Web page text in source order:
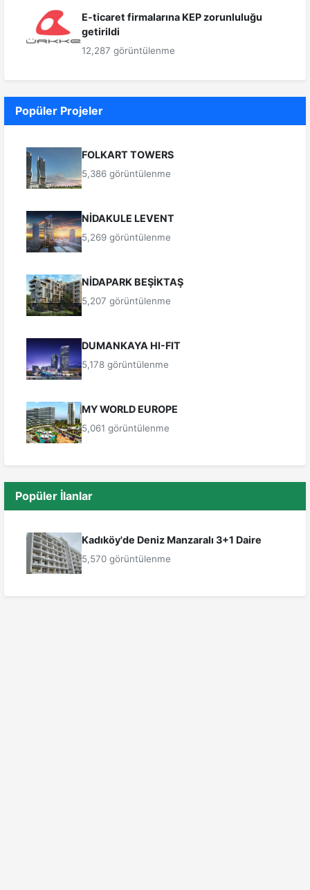
E-ticaret firmalarına KEP zorunluluğu
getirildi
12,287 görüntülenme
Popüler Projeler
FOLKART TOWERS
5,386 görüntülenme
NİDAKULE LEVENT
5,269 görüntülenme
NİDAPARK BEŞİKTAŞ
5,207 görüntülenme
DUMANKAYA HI-FIT
5,178 görüntülenme
MY WORLD EUROPE
5,061 görüntülenme
Popüler İlanlar
Kadıköy'de Deniz Manzaralı 3+1 Daire
5,570 görüntülenme